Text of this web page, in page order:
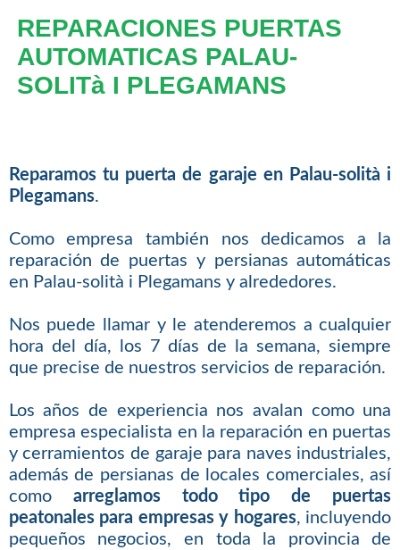
REPARACIONES PUERTAS
AUTOMATICAS PALAU-
SOLITà I PLEGAMANS
Reparamos tu puerta de garaje en Palau-solità i
Plegamans.
Como empresa también nos dedicamos a la
reparación de puertas y persianas automáticas
en Palau-solità i Plegamans y alrededores.
Nos puede llamar y le atenderemos a cualquier
hora del día, los 7 días de la semana, siempre
que precise de nuestros servicios de reparación.
Los años de experiencia nos avalan como una
empresa especialista en la reparación en puertas
y cerramientos de garaje para naves industriales,
además de persianas de locales comerciales, así
como arreglamos todo tipo de puertas
peatonales para empresas y hogares, incluyendo
pequeños negocios, en toda la provincia de